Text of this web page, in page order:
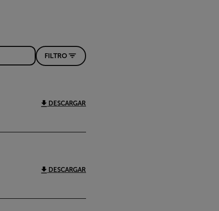
FILTRO
DESCARGAR
DESCARGAR